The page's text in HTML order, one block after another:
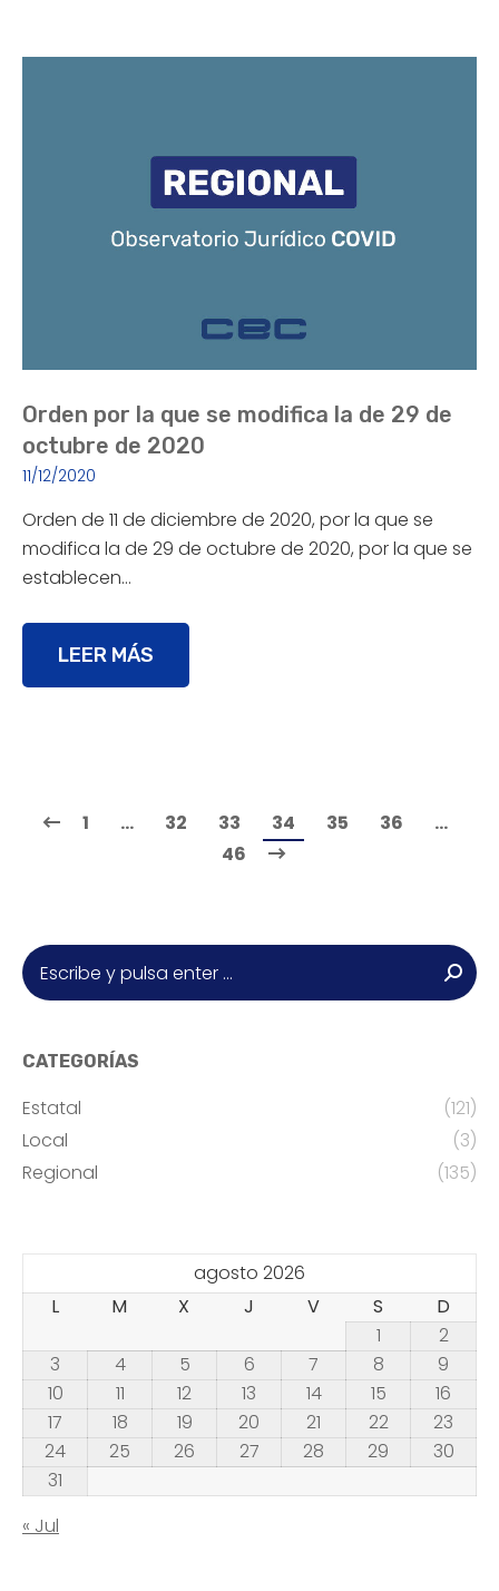
Orden por la que se modifica la de 29 de
octubre de 2020
11/12/2020
Orden de 11 de diciembre de 2020, por la que se
modifica la de 29 de octubre de 2020, por la que se
establecen…
LEER MÁS
1 … 32 33 34 35 36
…
46
Buscar:
CATEGORÍAS
Estatal
(121)
Local
(3)
Regional
(135)
agosto 2026
L
M X J V S
D
1
2
3
4 5 6 7 8
9
10
11 12 13 14 15
16
17
18 19 20 21 22
23
24
25 26 27 28 29
30
31
« Jul